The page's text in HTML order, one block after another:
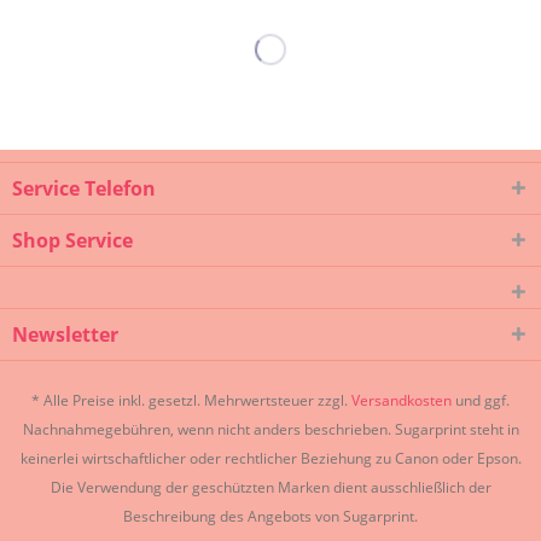
Service Telefon
Shop Service
Newsletter
* Alle Preise inkl. gesetzl. Mehrwertsteuer zzgl. Versandkosten und ggf.
Nachnahmegebühren, wenn nicht anders beschrieben. Sugarprint steht in
keinerlei wirtschaftlicher oder rechtlicher Beziehung zu Canon oder Epson.
Die Verwendung der geschützten Marken dient ausschließlich der
Beschreibung des Angebots von Sugarprint.